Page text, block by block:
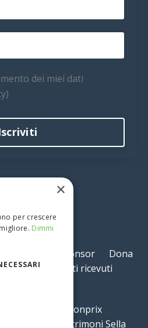
dei miei dati
Diventa sponsor
Dona
Contributi ricevuti
bonprix
Banca Patrimoni Sella
×
per crescere
Dimmi